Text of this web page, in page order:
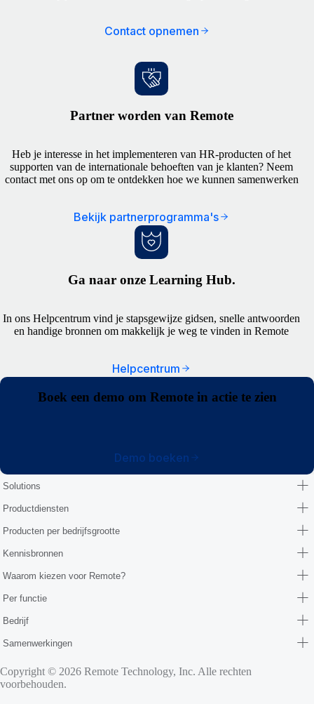
Contact opnemen
Partner worden van Remote
Heb je interesse in het implementeren van HR-producten of het
supporten van de internationale behoeften van je klanten? Neem
contact met ons op om te ontdekken hoe we kunnen samenwerken
Bekijk partnerprogramma's
Ga naar onze Learning Hub.
In ons Helpcentrum vind je stapsgewijze gidsen, snelle antwoorden
en handige bronnen om makkelijk je weg te vinden in Remote
Helpcentrum
Boek een demo om Remote in actie te zien
Demo boeken
Solutions
Productdiensten
Producten per bedrijfsgrootte
Kennisbronnen
Waarom kiezen voor Remote?
Per functie
Bedrijf
Samenwerkingen
Copyright © 2026 Remote Technology, Inc. Alle rechten
voorbehouden.